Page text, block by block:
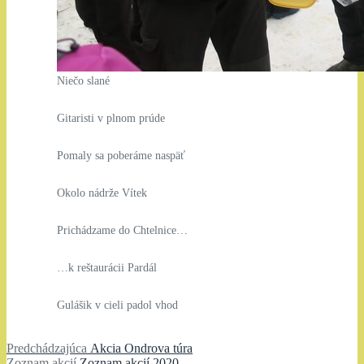
Niečo slané
Gitaristi v plnom prúde
Pomaly sa poberáme naspäť
Okolo nádrže Vítek
Prichádzame do Chtelnice…
…k reštaurácii Pardál
Gulášik v cieli padol vhod
Navigácia
Predchádzajúca Predchádzajúci
Akcia Ondrova túra